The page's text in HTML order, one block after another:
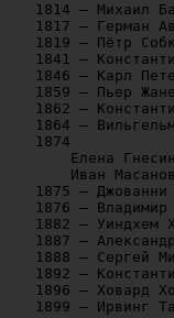
1814 — Михаил
1817 — Герман
1819 — Пётр
1841 —
1846 — Карл
1859 — Пьер
1862 —
1864 —
   1874
Елена
Иван
1875 — Джованни
1876 — Владимир
1882 — Уиндхем
1887 —
1888 — Сергей
1892 —
1896 — Ховард